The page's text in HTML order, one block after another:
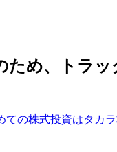
ため、トラ
ての株式投資はタカ